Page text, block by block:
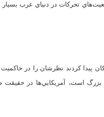
تحركات در دنياي عرب
پيدا كردند‌ نظرشان را در
بزرگ است، آمريكايي‌ها در حقيقت